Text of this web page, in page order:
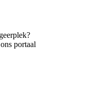
portaal